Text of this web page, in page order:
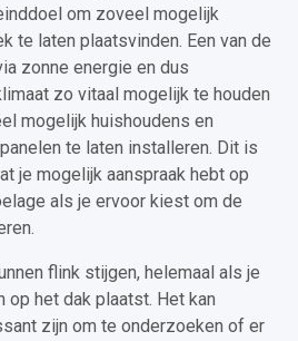
om zoveel mogelijk
te laten plaatsvinden. Een van de
zonne energie en dus
zo vitaal mogelijk te houden
mogelijk huishoudens en
te laten installeren. Dit is
je mogelijk aanspraak hebt op
als je ervoor kiest om de
flink stijgen, helemaal als je
op het dak plaatst. Het kan
zijn om te onderzoeken of er